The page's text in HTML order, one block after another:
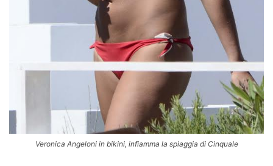
Veronica Angeloni in bikini, infiamma la spiaggia di Cinquale